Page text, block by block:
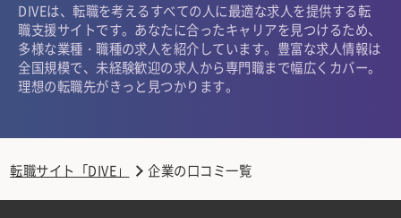
DIVEは、転職を考えるすべての人に最適な求人を提供する転
職支援サイトです。あなたに合ったキャリアを見つけるため、
多様な業種・職種の求人を紹介しています。豊富な求人情報は
全国規模で、未経験歓迎の求人から専門職まで幅広くカバー。
理想の転職先がきっと見つかります。
転職サイト「DIVE」 企業の口コミ一覧